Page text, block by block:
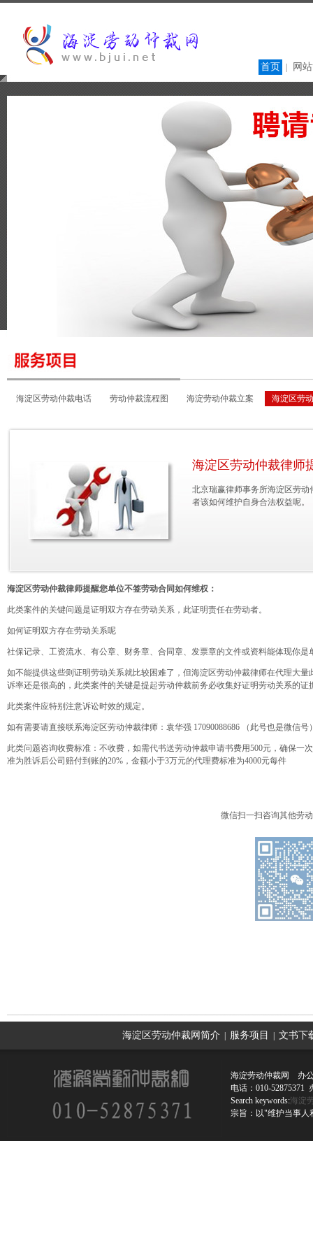
首页 网
海淀区劳动仲裁电话 劳动仲裁流程图 海淀劳动仲裁立案 海淀区劳
海淀区劳动仲裁律师
北京瑞赢律师事务所海淀区劳
者该如何维护自身合法权益呢。
海淀区劳动仲裁律师提醒您单位不签劳动合同如何维权：
此类案件的关键问题是证明双方存在劳动关系，此证明责任在劳动者。
如何证明双方存在劳动关系呢
社保记录、工资流水、有公章、财务章、合同章、发票章的文件或资料能体现你
如不能提供这些则证明劳动关系就比较困难了，但海淀区劳动仲裁律师在代理大
诉率还是很高的，此类案件的关键是提起劳动仲裁前务必收集好证明劳动关系的证
此类案件应特别注意诉讼时效的规定。
如有需要请直接联系海淀区劳动仲裁律师：袁华强 17090088686 （此号也是微信
此类问题咨询收费标准：不收费，如需代书送劳动仲裁申请书费用500元，确保
准为胜诉后公司赔付到账的20%，金额小于3万元的代理费标准为4000元每件
微信扫一扫咨询其他劳
上一篇：被公司踢出工作群如何应对
海淀区劳动仲裁网简介 服务项目 文书下
海淀劳动仲裁网 办
电话：010-52875371
Search keywords:海淀
宗旨：以"维护当事人